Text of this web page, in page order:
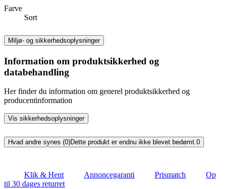
Farve
Sort
Miljø- og sikkerhedsoplysninger
Information om produktsikkerhed og
databehandling
Her finder du information om generel produktsikkerhed og
producentinformation
Vis sikkerhedsoplysninger
Hvad andre synes (0)Dette produkt er endnu ikke blevet bedømt.0
Klik & Hent Annoncegaranti Prismatch
Op
til 30 dages returret